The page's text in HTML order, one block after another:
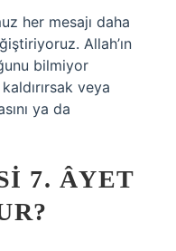
her mesajı daha
Allah’ın
bilmiyor
veya
ya da
7. ÂYET